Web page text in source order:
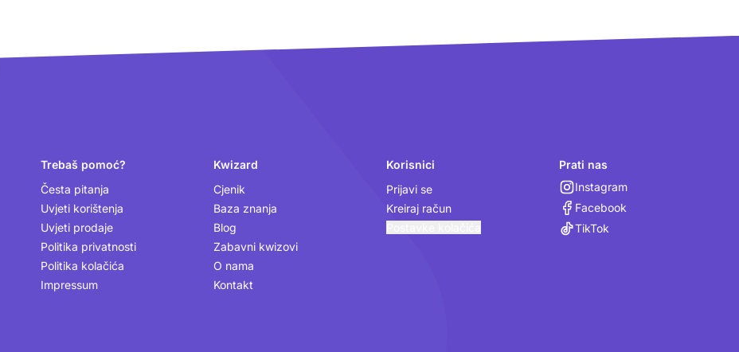
Trebaš pomoć?
Česta pitanja
Uvjeti korištenja
Uvjeti prodaje
Politika privatnosti
Politika kolačića
Impressum
Kwizard
Cjenik
Baza znanja
Blog
Zabavni kwizovi
O nama
Kontakt
Korisnici
Prijavi se
Kreiraj račun
Prati nas
Instagram
Facebook
TikTok